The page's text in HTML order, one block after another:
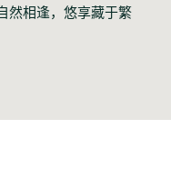
然相逢，悠享藏于繁